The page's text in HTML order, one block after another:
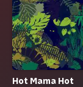
Hot Mama Hot